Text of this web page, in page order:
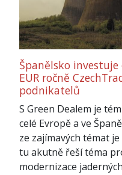
Španělsko
EUR ročně
podnikatelů
S Green Dealem je
celé Evropě a ve
ze zajímavých témat
tu akutně řeší téma
modernizace